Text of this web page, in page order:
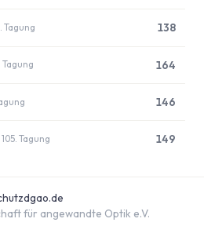
Tagung 138
Tagung 164
146
105. Tagung 149
für angewandte Optik e.V.
dgao.de